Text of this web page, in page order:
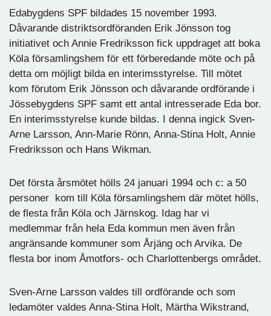
Edabygdens SPF bildades 15 november 1993.
Dåvarande distriktsordföranden Erik Jönsson tog
initiativet och Annie Fredriksson fick uppdraget att boka
Köla församlingshem för ett förberedande möte och på
detta om möjligt bilda en interimsstyrelse. Till mötet
kom förutom Erik Jönsson och dåvarande ordförande i
Jössebygdens SPF samt ett antal intresserade Eda bor.
En interimsstyrelse kunde bildas. I denna ingick Sven-
Arne Larsson, Ann-Marie Rönn, Anna-Stina Holt, Annie
Fredriksson och Hans Wikman.
Det första årsmötet hölls 24 januari 1994 och c: a 50
personer kom till Köla församlingshem där mötet hölls,
de flesta från Köla och Järnskog. Idag har vi
medlemmar från hela Eda kommun men även från
angränsande kommuner som Årjäng och Arvika. De
flesta bor inom Åmotfors- och Charlottenbergs området.
Sven-Arne Larsson valdes till ordförande och som
ledamöter valdes Anna-Stina Holt, Märtha Wikstrand,